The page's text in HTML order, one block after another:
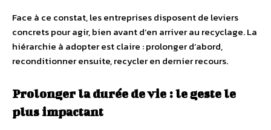
Face à ce constat, les entreprises disposent de leviers
concrets pour agir, bien avant d’en arriver au recyclage. La
hiérarchie à adopter est claire : prolonger d’abord,
reconditionner ensuite, recycler en dernier recours.
Prolonger la durée de vie : le geste le
plus impactant